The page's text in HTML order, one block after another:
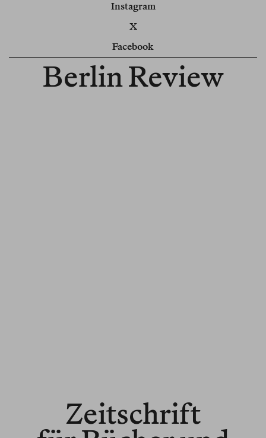
Instagram
X
Facebook
Berlin Review
Zeitschrift